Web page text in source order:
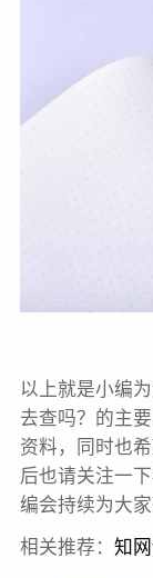
以上就是小编
去查吗？的主
资料，同时也
后也请关注一
编会持续为大
相关推荐： 知网